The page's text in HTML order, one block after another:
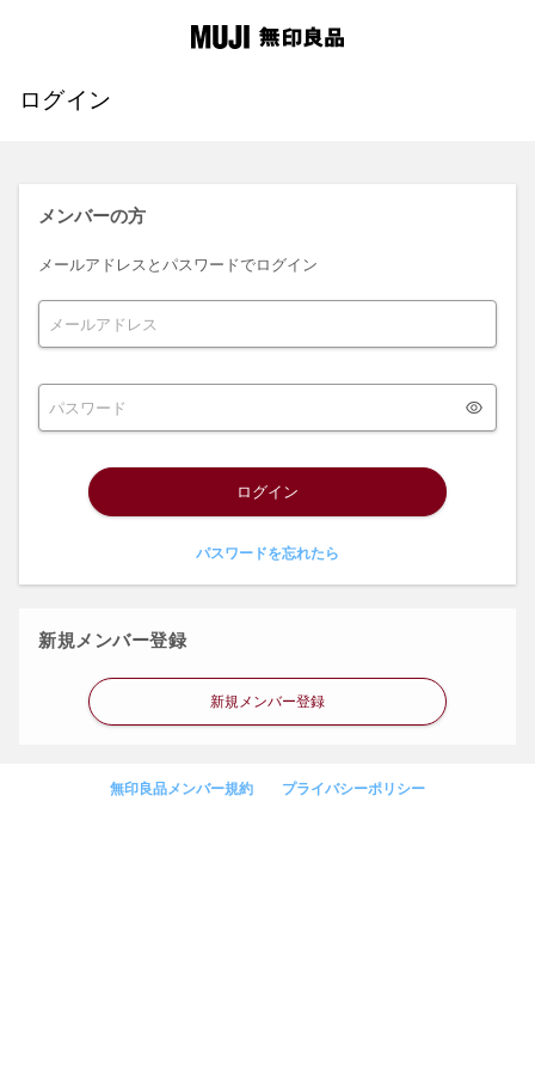
ログイン
メンバーの方
メールアドレスとパスワードでログイン
ログイン
パスワードを忘れたら
新規メンバー登録
新規メンバー登録
無印良品メンバー規約 プライバシーポリシー